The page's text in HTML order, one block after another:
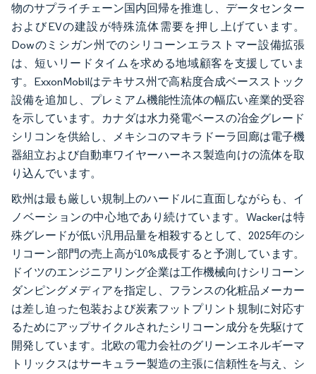
物のサプライチェーン国内回帰を推進し、データセンター
およびEVの建設が特殊流体需要を押し上げています。
Dowのミシガン州でのシリコーンエラストマー設備拡張
は、短いリードタイムを求める地域顧客を支援していま
す。ExxonMobilはテキサス州で高粘度合成ベースストック
設備を追加し、プレミアム機能性流体の幅広い産業的受容
を示しています。カナダは水力発電ベースの冶金グレード
シリコンを供給し、メキシコのマキラドーラ回廊は電子機
器組立および自動車ワイヤーハーネス製造向けの流体を取
り込んでいます。
欧州は最も厳しい規制上のハードルに直面しながらも、イ
ノベーションの中心地であり続けています。Wackerは特
殊グレードが低い汎用品量を相殺するとして、2025年のシ
リコーン部門の売上高が10%成長すると予測しています。
ドイツのエンジニアリング企業は工作機械向けシリコーン
ダンピングメディアを指定し、フランスの化粧品メーカー
は差し迫った包装および炭素フットプリント規制に対応す
るためにアップサイクルされたシリコーン成分を先駆けて
開発しています。北欧の電力会社のグリーンエネルギーマ
トリックスはサーキュラー製造の主張に信頼性を与え、シ